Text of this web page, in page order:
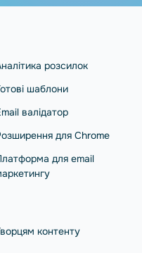
розсилок
шаблони
валідатор
для Chrome
для email
контенту